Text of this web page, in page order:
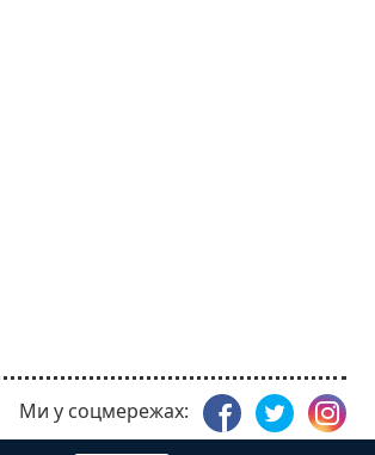
Ми у соцмережах: